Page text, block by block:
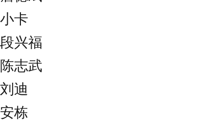
小卡
段兴福
陈志武
刘迪
安栋